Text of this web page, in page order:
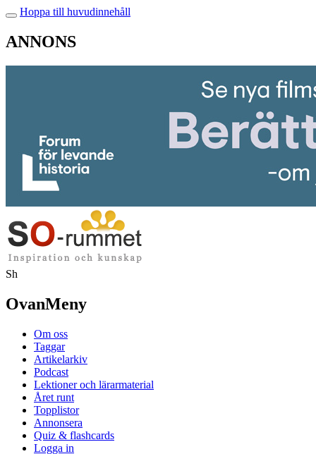
Hoppa till huvudinnehåll
ANNONS
Sh
OvanMeny
Om oss
Taggar
Artikelarkiv
Podcast
Lektioner och lärarmaterial
Året runt
Topplistor
Annonsera
Quiz & flashcards
Logga in